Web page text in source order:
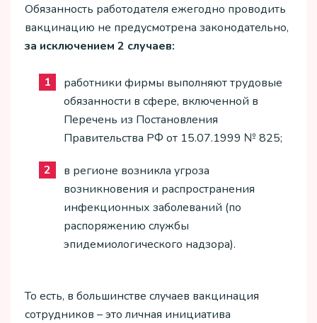
Обязанность работодателя ежегодно проводить
вакцинацию не предусмотрена законодательно,
за исключением 2 случаев:
работники фирмы выполняют трудовые
обязанности в сфере, включенной в
Перечень из Постановления
Правительства РФ от 15.07.1999 № 825;
в регионе возникла угроза
возникновения и распространения
инфекционных заболеваний (по
распоряжению службы
эпидемиологического надзора).
То есть, в большинстве случаев вакцинация
сотрудников – это личная инициатива